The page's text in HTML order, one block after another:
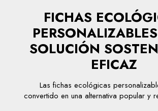
FICHAS
SOLUCIÓN
EFICAZ
Las fichas ecológicas
convertido en una alternativa popular y